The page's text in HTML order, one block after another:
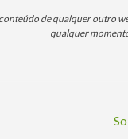
de qualquer outro
qualquer